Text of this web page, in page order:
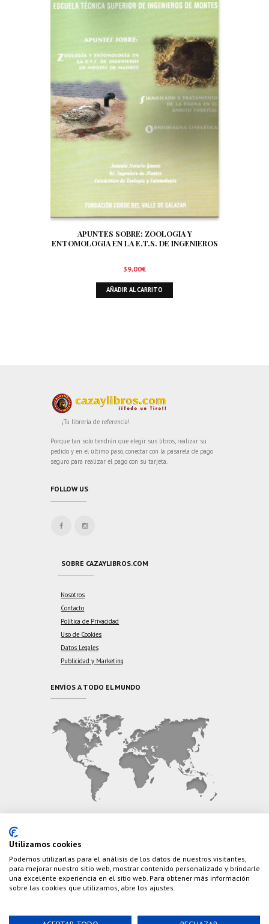
APUNTES SOBRE: ZOOLOGIA Y
ENTOMOLOGIA EN LA E.T.S. DE INGENIEROS
FORESTAL. ORNITOFAUNA CINEGETICA
39,00€
AÑADIR AL CARRITO
¡Tu librería de referencia!
Porque tan solo tendrán que elegir sus libros, realizar su
pedido y en el último paso, conectar con la pasarela de pago
seguro para realizar el pago con su tarjeta.
FOLLOW US
SOBRE CAZAYLIBROS.COM
Nosotros
Contacto
Política de Privacidad
Uso de Cookies
Datos Legales
Publicidad y Marketing
ENVÍOS A TODO EL MUNDO
Teléfono: (+34) 626 495 499
E-Mail: info@cazaylibros.com
Utilizamos cookies
Podemos utilizarlas para el análisis de los datos de nuestros visitantes,
para mejorar nuestro sitio web, mostrar contenido personalizado y brindarle
una excelente experiencia en el sitio web. Para obtener más información
sobre las cookies que utilizamos, abre los ajustes.